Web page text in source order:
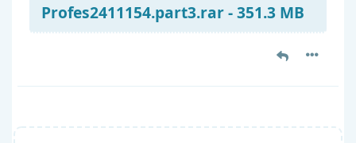
Profes2411154.part3.rar - 351.3 MB